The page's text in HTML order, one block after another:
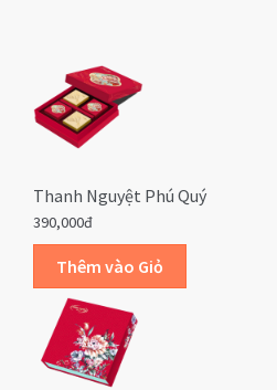
Thanh Nguyệt Phú Quý
390,000đ